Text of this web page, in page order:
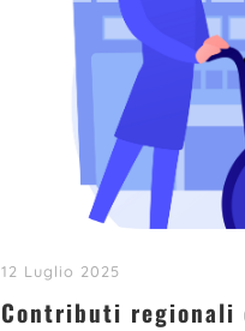
12 Luglio 2025
Contributi regionali